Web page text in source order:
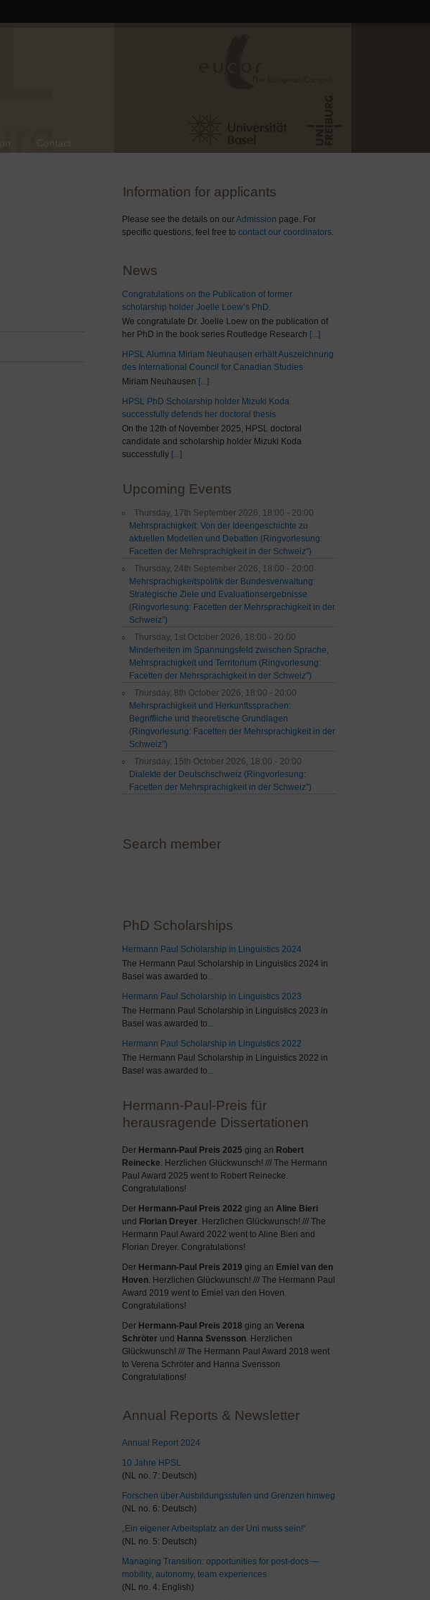
Information for applicants
Please see the details on ourAdmission page. For
specific questions, feel free to contact our coordinators.
News
Congratulations on the Publication of former
scholarship holder Joelle Loew’s PhD.
We congratulate Dr. Joelle Loew on the publication of
her PhD in the book series Routledge Research [...]
HPSL Alumna Miriam Neuhausen erhält Auszeichnung
des International Council for Canadian Studies
Miriam Neuhausen [...]
HPSL PhD Scholarship holder Mizuki Koda
successfully defends her doctoral thesis
On the 12th of November 2025, HPSL doctoral
candidate and scholarship holder Mizuki Koda
successfully [...]
Upcoming Events
Thursday, 17th September 2026, 18:00 - 20:00
Mehrsprachigkeit: Von der Ideengeschichte zu
aktuellen Modellen und Debatten (Ringvorlesung:
Facetten der Mehrsprachigkeit in der Schweiz")
Thursday, 24th September 2026, 18:00 - 20:00
Mehrsprachigkeitspolitik der Bundesverwaltung:
Strategische Ziele und Evaluationsergebnisse
(Ringvorlesung: Facetten der Mehrsprachigkeit in der
Schweiz”)
Thursday, 1st October 2026, 18:00 - 20:00
Minderheiten im Spannungsfeld zwischen Sprache,
Mehrsprachigkeit und Territorium (Ringvorlesung:
Facetten der Mehrsprachigkeit in der Schweiz")
Thursday, 8th October 2026, 18:00 - 20:00
Mehrsprachigkeit und Herkunftssprachen:
Begriffliche und theoretische Grundlagen
(Ringvorlesung: Facetten der Mehrsprachigkeit in der
Schweiz")
Thursday, 15th October 2026, 18:00 - 20:00
Dialekte der Deutschschweiz (Ringvorlesung:
Facetten der Mehrsprachigkeit in der Schweiz")
Search member
PhD Scholarships
Hermann Paul Scholarship in Linguistics 2024
The Hermann Paul Scholarship in Linguistics 2024 in
Basel was awarded to...
Hermann Paul Scholarship in Linguistics 2023
The Hermann Paul Scholarship in Linguistics 2023 in
Basel was awarded to...
Hermann Paul Scholarship in Linguistics 2022
The Hermann Paul Scholarship in Linguistics 2022 in
Basel was awarded to...
Hermann-Paul-Preis für
herausragende Dissertationen
Der Hermann-Paul Preis 2025 ging an Robert
Reinecke. Herzlichen Glückwunsch! /// The Hermann
Paul Award 2025 went to Robert Reinecke.
Congratulations!
Der Hermann-Paul Preis 2022 ging an Aline Bieri
und Florian Dreyer. Herzlichen Glückwunsch! /// The
Hermann Paul Award 2022 went to Aline Bieri and
Florian Dreyer. Congratulations!
Der Hermann-Paul Preis 2019 ging an Emiel van den
Hoven. Herzlichen Glückwunsch! /// The Hermann Paul
Award 2019 went to Emiel van den Hoven.
Congratulations!
Der Hermann-Paul Preis 2018 ging an Verena
Schröter und Hanna Svensson. Herzlichen
Glückwunsch! /// The Hermann Paul Award 2018 went
to Verena Schröter and Hanna Svensson.
Congratulations!
Annual Reports & Newsletter
Annual Report 2024
10 Jahre HPSL
(NL no. 7: Deutsch)
Forschen über Ausbildungsstufen und Grenzen hinweg
(NL no. 6: Deutsch)
„Ein eigener Arbeitsplatz an der Uni muss sein!“
(NL no. 5: Deutsch)
Managing Transition: opportunities for post-docs —
mobility, autonomy, team experiences
(NL no. 4: English)